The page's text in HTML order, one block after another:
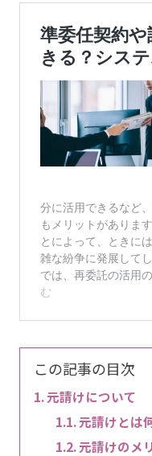
この記事の目次
元請けについて
元請けとは
元請けのメ